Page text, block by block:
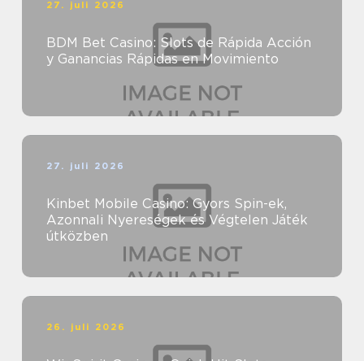
27. juli 2026
BDM Bet Casino: Slots de Rápida Acción
y Ganancias Rápidas en Movimiento
27. juli 2026
Kinbet Mobile Casino: Gyors Spin-ek,
Azonnali Nyereségek és Végtelen Játék
útközben
26. juli 2026